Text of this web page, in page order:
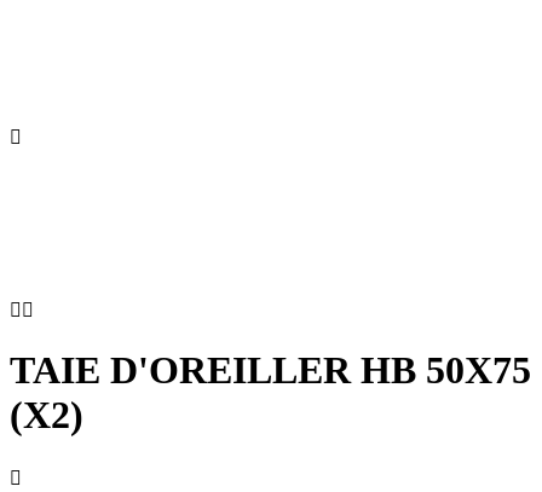

 
TAIE D'OREILLER HB 50X75
(X2)
